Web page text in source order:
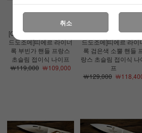
[Claude Dozorme][끌로
드도조메]띠에르 라이너
록 부빈가 핸들 프랑스
초슬림 접이식 나이프
￦119,000￦109,000
[Claude Dozorme][끌
드도조메]띠에르 라이
록 검은색 소뿔 핸들
랑스 초슬림 접이식 나
프
￦129,000￦
취소